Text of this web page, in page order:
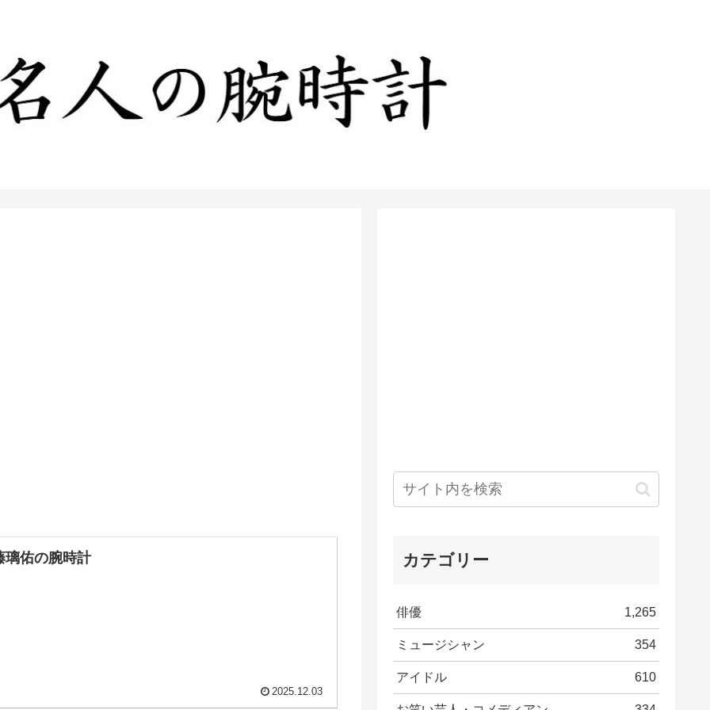
璃佑の腕時計
2025.12.03
カテゴリー
俳優 1,265
ミュージシャン 354
アイドル 610